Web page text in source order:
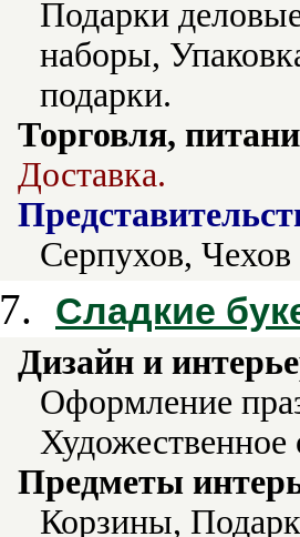
Подарки
наборы,
подарки.
Торговля,
Доставка.
Серпухов, Чехов
7. Сладкие
Дизайн и
Оформление
Предметы
Корзины,